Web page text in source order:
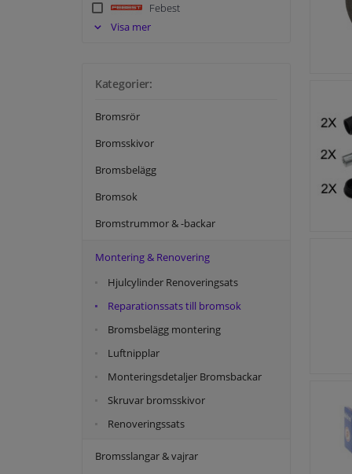
Febest
FEBI
Meyle
Quick Brake
Swag
Textar
Visa mer
Kategorier:
Bromsrör
Bromsskivor
Bromsbelägg
Bromsok
Bromstrummor & -backar
Montering & Renovering
Hjulcylinder Renoveringsats
Reparationssats till bromsok
Bromsbelägg montering
Luftnipplar
Monteringsdetaljer Bromsbackar
Skruvar bromsskivor
Renoveringssats
Bromsslangar & vajrar